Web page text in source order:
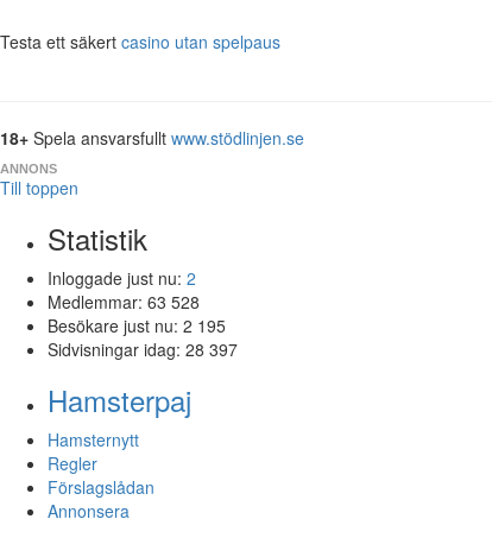
Testa ett säkert casino utan spelpaus
18+ Spela ansvarsfullt www.stödlinjen.se
ANNONS
Till toppen
Statistik
Inloggade just nu: 2
Medlemmar: 63 528
Besökare just nu: 2 195
Sidvisningar idag: 28 397
Hamsterpaj
Hamsternytt
Regler
Förslagslådan
Annonsera